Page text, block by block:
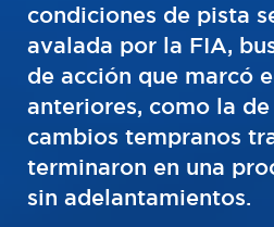
condiciones de pista
avalada por la FIA,
de acción que marcó
anteriores, como la
cambios tempranos
terminaron en una
sin adelantamientos.